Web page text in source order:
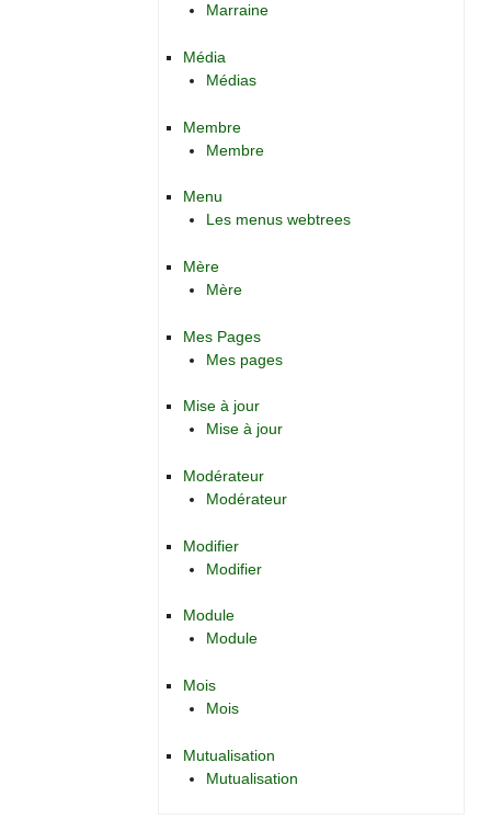
Marraine
Média
Médias
Membre
Membre
Menu
Les menus webtrees
Mère
Mère
Mes Pages
Mes pages
Mise à jour
Mise à jour
Modérateur
Modérateur
Modifier
Modifier
Module
Module
Mois
Mois
Mutualisation
Mutualisation